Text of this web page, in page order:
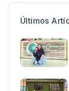
Últimos